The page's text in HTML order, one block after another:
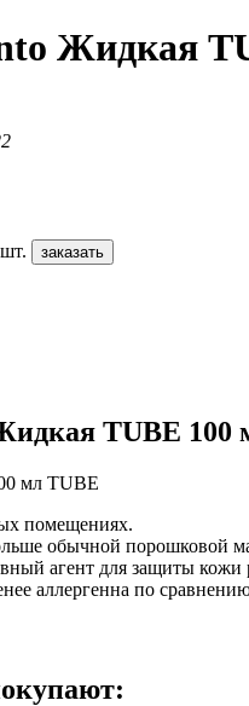
Жидкая
шт.
TUBE 100
мл TUBE
помещениях.
обычной порошковой
агент для защиты кожи
аллергенна по